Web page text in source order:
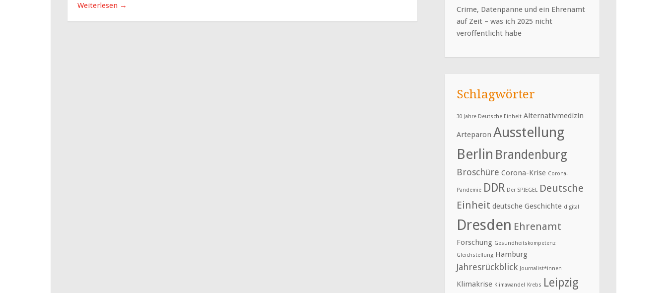
Weiterlesen →
Crime, Datenpanne und ein Ehrenamt
auf Zeit – was ich 2025 nicht
veröffentlicht habe
Schlagwörter
30 Jahre Deutsche Einheit Alternativmedizin
Arteparon Ausstellung
Berlin Brandenburg
Broschüre Corona-Krise Corona-
Pandemie DDR Der SPIEGEL Deutsche
Einheit deutsche Geschichte digital
Dresden Ehrenamt
Forschung Gesundheitskompetenz
Gleichstellung Hamburg
Jahresrückblick Journalist*innen
Klimakrise Klimawandel Krebs Leipzig